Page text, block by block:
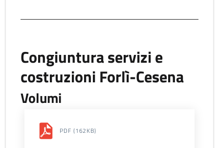
Congiuntura servizi e
costruzioni Forlì-Cesena
Volumi
PDF (162KB)